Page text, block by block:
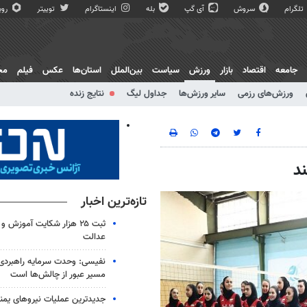
تلگرام سروش آی گپ بله اینستاگرام توییتر
جامعه اقتصاد بازار
ورزش
ورزش‌های رزمی سایر ورزش‌ها جداول لیگ نتایج زنده
سیاست بین‌الملل استان‌ها عکس فیلم
تازه‌ترین اخبار
ثبت ۲۵ هزار شکایت
عدالت
نفیسی: وحدت سرمایه
مسیر عبور از چالش‌ها است
جدیدترین عملیات نیروهای